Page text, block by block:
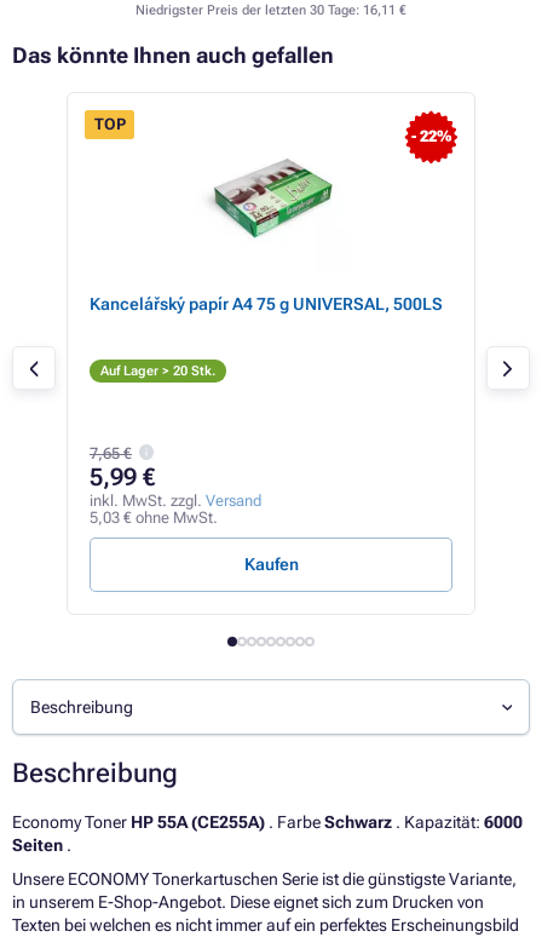
Niedrigster Preis der letzten 30 Tage: 16,11 €
Das könnte Ihnen auch gefallen
- 22%
TOP
Kancelářský papír A4 75 g UNIVERSAL, 500LS
Auf Lager > 20 Stk.
7,65 €
5,99 €
inkl. MwSt. zzgl. Versand
5,03 € ohne MwSt.
Kaufen
Beschreibung
Beschreibung
Economy Toner HP 55A (CE255A) . FarbeSchwarz . Kapazität: 6000
Seiten .
Unsere ECONOMY Tonerkartuschen Serie ist die günstigste Variante,
in unserem E-Shop-Angebot. Diese eignet sich zum Drucken von
Texten bei welchen es nicht immer auf ein perfektes Erscheinungsbild